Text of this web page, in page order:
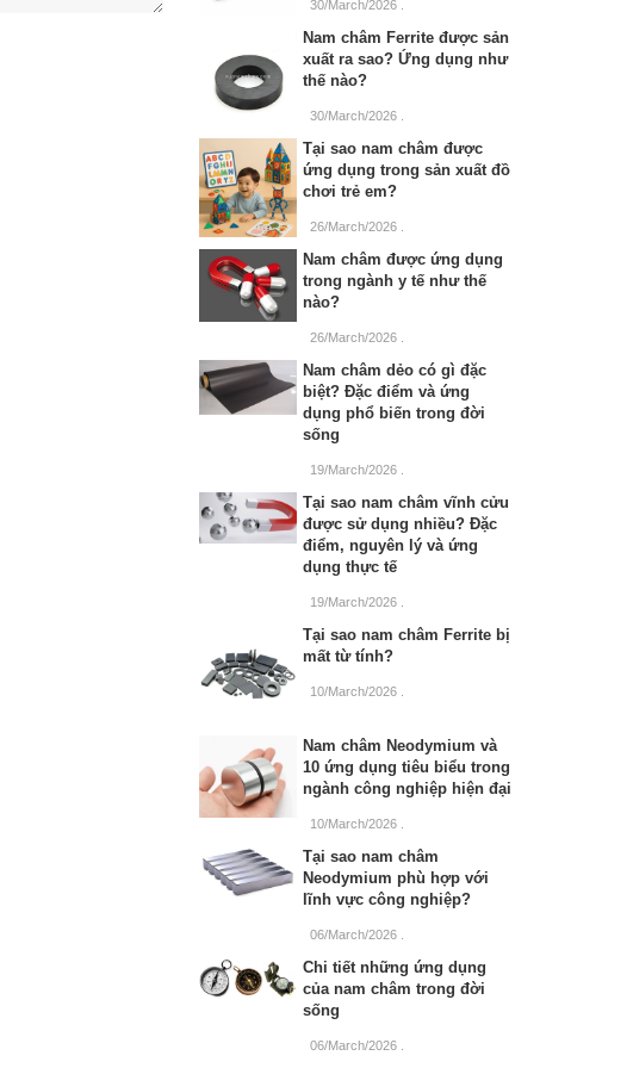
30/March/2026
Nam châm Ferrite được sản
xuất ra sao? Ứng dụng như
thế nào?
30/March/2026
Tại sao nam châm được
ứng dụng trong sản xuất đồ
chơi trẻ em?
26/March/2026
Nam châm được ứng dụng
trong ngành y tế như thế
nào?
26/March/2026
Nam châm dẻo có gì đặc
biệt? Đặc điểm và ứng
dụng phổ biến trong đời
sống
19/March/2026
Tại sao nam châm vĩnh cửu
được sử dụng nhiều? Đặc
điểm, nguyên lý và ứng
dụng thực tế
19/March/2026
Tại sao nam châm Ferrite bị
mất từ tính?
10/March/2026
Nam châm Neodymium và
10 ứng dụng tiêu biểu trong
ngành công nghiệp hiện đại
10/March/2026
Tại sao nam châm
Neodymium phù hợp với
lĩnh vực công nghiệp?
06/March/2026
Chi tiết những ứng dụng
của nam châm trong đời
sống
06/March/2026